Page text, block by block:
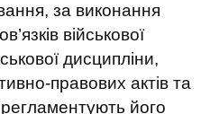
за виконання
військової
дисципліни,
правових актів та
регламентують його